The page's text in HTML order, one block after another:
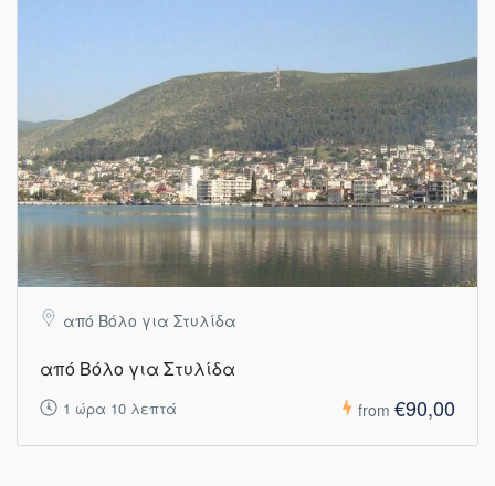
από Βόλο για Στυλίδα
από Βόλο για Στυλίδα
1 ώρα 10 λεπτά from €90,00